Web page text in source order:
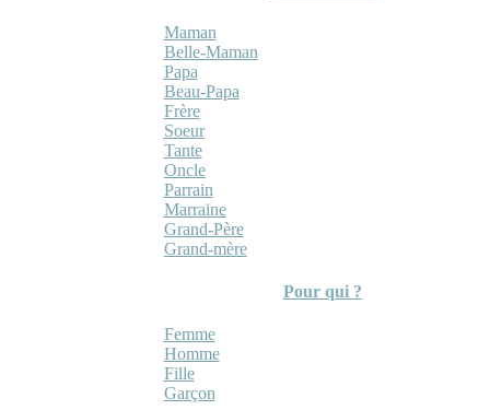
Maman
Belle-Maman
Papa
Beau-Papa
Frère
Soeur
Tante
Oncle
Parrain
Marraine
Grand-Père
Grand-mère
Pour qui ?
Femme
Homme
Fille
Garçon